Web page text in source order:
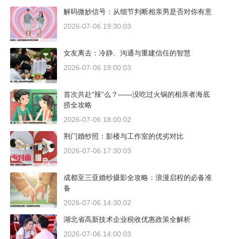
解码微妙信号：从细节判断相亲男是否对你有意
2026-07-06 19:30:03
女友离去：冷静、沟通与重建信任的智慧
2026-07-06 19:00:03
首次共赴“辣”么？——没吃过火锅的相亲者海底
捞全攻略
2026-07-06 18:00:02
荆门婚纱照：影楼与工作室的优劣对比
2026-07-06 17:30:03
成都至三亚婚纱摄影全攻略：浪漫启程的必备准
备
2026-07-06 14:30:02
湖北省高新技术企业税收优惠政策全解析
2026-07-06 14:00:03